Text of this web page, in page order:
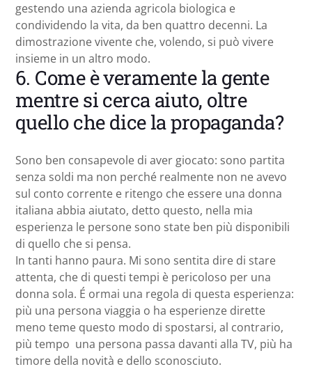
gestendo una azienda agricola biologica e
condividendo la vita, da ben quattro decenni. La
dimostrazione vivente che, volendo, si può vivere
insieme in un altro modo.
6. Come è veramente la gente
mentre si cerca aiuto, oltre
quello che dice la propaganda?
Sono ben consapevole di aver giocato: sono partita
senza soldi ma non perché realmente non ne avevo
sul conto corrente e ritengo che essere una donna
italiana abbia aiutato, detto questo, nella mia
esperienza le persone sono state ben più disponibili
di quello che si pensa.
In tanti hanno paura. Mi sono sentita dire di stare
attenta, che di questi tempi è pericoloso per una
donna sola. É ormai una regola di questa esperienza:
più una persona viaggia o ha esperienze dirette
meno teme questo modo di spostarsi, al contrario,
più tempo una persona passa davanti alla TV, più ha
timore della novità e dello sconosciuto.